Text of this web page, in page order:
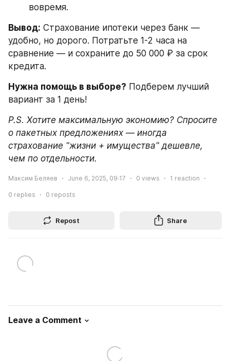
вовремя.
Вывод: Страхование ипотеки через банк —
удобно, но дорого. Потратьте 1-2 часа на
сравнение — и сохраните до 50 000 ₽ за срок
кредита.
Нужна помощь в выборе? Подберем лучший
вариант за 1 день!
P.S. Хотите максимальную экономию? Спросите
о пакетных предложениях — иногда
страхование "жизни + имущества" дешевле,
чем по отдельности.
Максим Беляев June 6, 2025, 09:17 0 views 1 reaction
0 replies 0 reposts
Repost Share
Leave a Comment